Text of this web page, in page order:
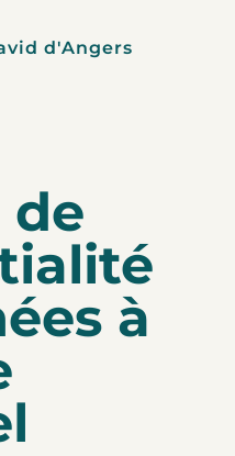
d'Angers
de
à